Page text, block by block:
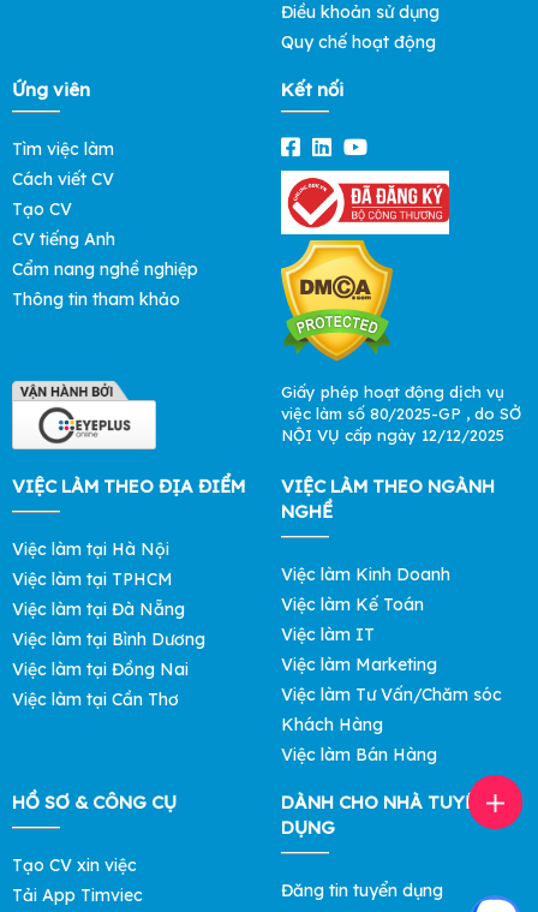
Điều khoản sử dụng
Quy chế hoạt động
Ứng viên
Tìm việc làm
Cách viết CV
Tạo CV
CV tiếng Anh
Cẩm nang nghề nghiệp
Thông tin tham khảo
Kết nối
Giấy phép hoạt động dịch vụ
việc làm số 80/2025-GP , do SỞ
NỘI VỤ cấp ngày 12/12/2025
VIỆC LÀM THEO ĐỊA ĐIỂM
Việc làm tại Hà Nội
Việc làm tại TPHCM
Việc làm tại Đà Nẵng
Việc làm tại Bình Dương
Việc làm tại Đồng Nai
Việc làm tại Cần Thơ
VIỆC LÀM THEO NGÀNH
NGHỀ
Việc làm Kinh Doanh
Việc làm Kế Toán
Việc làm IT
Việc làm Marketing
Việc làm Tư Vấn/Chăm sóc
Khách Hàng
Việc làm Bán Hàng
HỒ SƠ & CÔNG CỤ
Tạo CV xin việc
Tải App Timviec
DÀNH CHO NHÀ TUYỂN
DỤNG
Đăng tin tuyển dụng